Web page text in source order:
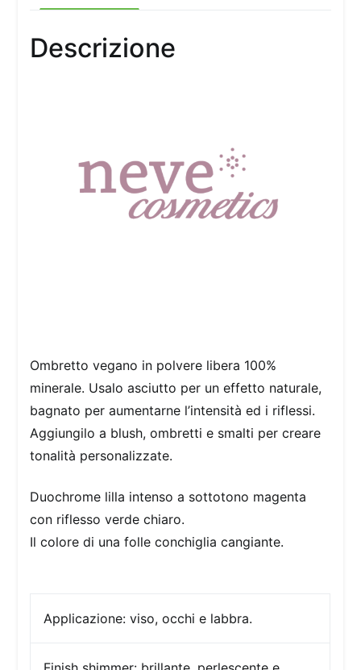
Descrizione
Ombretto vegano in polvere libera 100%
minerale. Usalo asciutto per un effetto naturale,
bagnato per aumentarne l’intensità ed i riflessi.
Aggiungilo a blush, ombretti e smalti per creare
tonalità personalizzate.
Duochrome lilla intenso a sottotono magenta
con riflesso verde chiaro.
Il colore di una folle conchiglia cangiante.
Applicazione: viso, occhi e labbra.